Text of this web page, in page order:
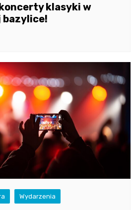
klasyki w
bazylice!
Wydarzenia